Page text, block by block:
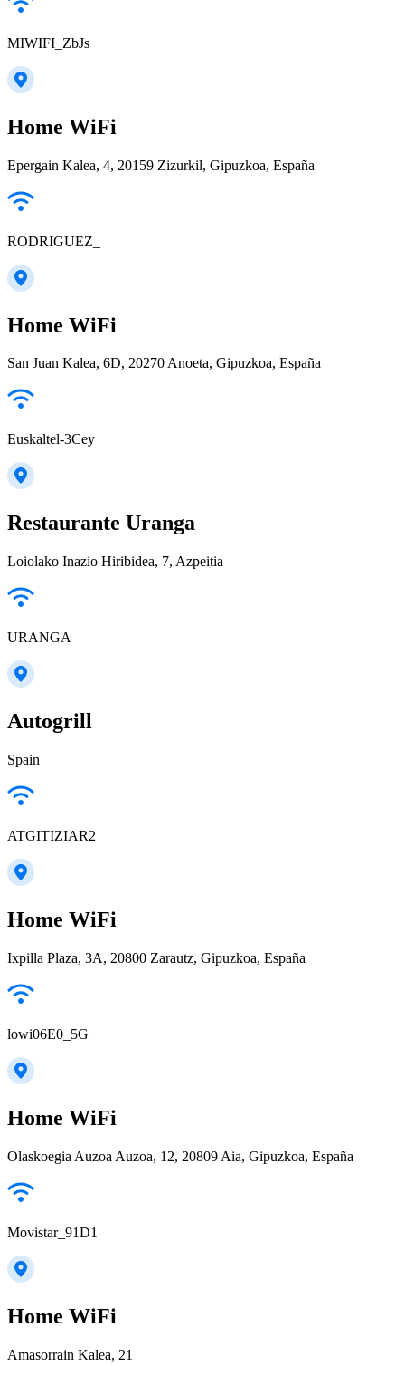
MIWIFI_ZbJs
Home WiFi
Epergain Kalea, 4, 20159 Zizurkil, Gipuzkoa, España
RODRIGUEZ_
Home WiFi
San Juan Kalea, 6D, 20270 Anoeta, Gipuzkoa, España
Euskaltel-3Cey
Restaurante Uranga
Loiolako Inazio Hiribidea, 7, Azpeitia
URANGA
Autogrill
Spain
ATGITIZIAR2
Home WiFi
Ixpilla Plaza, 3A, 20800 Zarautz, Gipuzkoa, España
lowi06E0_5G
Home WiFi
Olaskoegia Auzoa Auzoa, 12, 20809 Aia, Gipuzkoa, España
Movistar_91D1
Home WiFi
Amasorrain Kalea, 21